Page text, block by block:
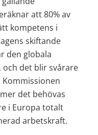
att 80% av
kompetens i
skiftande
den globala
det blir svårare
det behövas
i Europa totalt
arbetskraft.